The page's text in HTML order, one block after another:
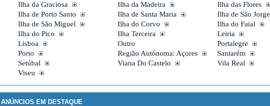
Ilha da Graciosa
Ilha da Madeira
Ilha das Flores
Ilha de Porto Santo
Ilha de Santa Maria
Ilha de São Jorge
Ilha de São Miguel
Ilha do Corvo
Ilha do Faial
Ilha do Pico
Ilha Terceira
Leiria
Lisboa
Outro
Portalegre
Porto
Região Autónoma: Açores
Santarém
Setúbal
Viana Do Castelo
Vila Real
Viseu
ANÚNCIOS EM DESTAQUE